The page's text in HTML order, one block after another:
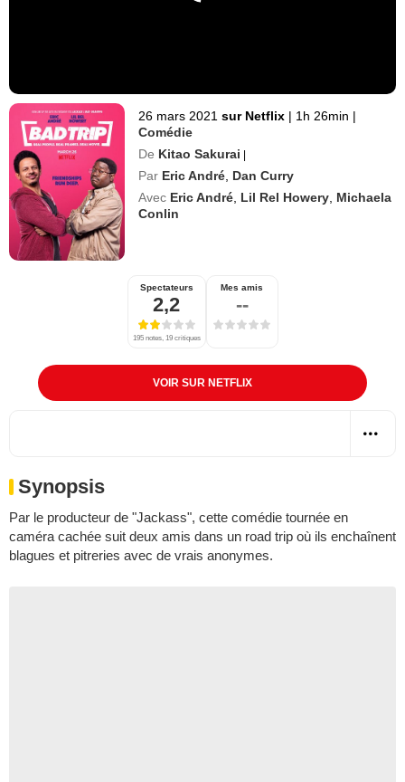
26 mars 2021 sur Netflix | 1h 26min |
Comédie
De Kitao Sakurai |
Par Eric André Dan Curry
Avec Eric André Lil Rel Howery Michaela
Conlin
Spectateurs
2,2
195 notes, 19 critiques
Mes amis
--
VOIR SUR NETFLIX
Synopsis
Par le producteur de "Jackass", cette comédie tournée en
caméra cachée suit deux amis dans un road trip où ils enchaînent
blagues et pitreries avec de vrais anonymes.